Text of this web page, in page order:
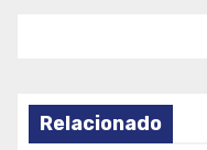
Relacionado